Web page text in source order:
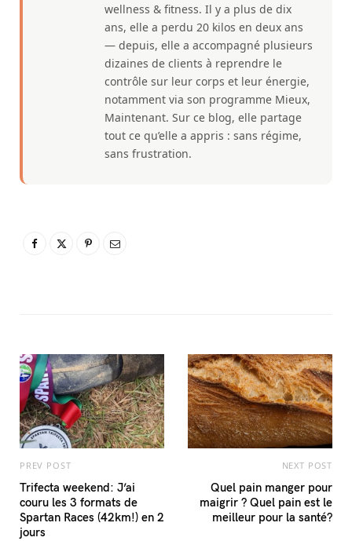
wellness & fitness. Il y a plus de dix
ans, elle a perdu 20 kilos en deux ans
— depuis, elle a accompagné plusieurs
dizaines de clients à reprendre le
contrôle sur leur corps et leur énergie,
notamment via son programme Mieux,
Maintenant. Sur ce blog, elle partage
tout ce qu’elle a appris : sans régime,
sans frustration.
PREV POST
Trifecta weekend: J’ai
couru les 3 formats de
Spartan Races (42km!) en 2
jours
NEXT POST
Quel pain manger pour
maigrir ? Quel pain est le
meilleur pour la santé?